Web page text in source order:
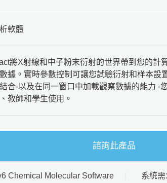
軟體
將X射線和中子粉末衍射的世界帶到您的計
據。實時參數控制可讓您試驗衍射和样本設
合-以及在同一窗口中加載觀察數據的能力 -
教師和學生使用。
諮詢此產品
Chemical Molecular Software 系統需